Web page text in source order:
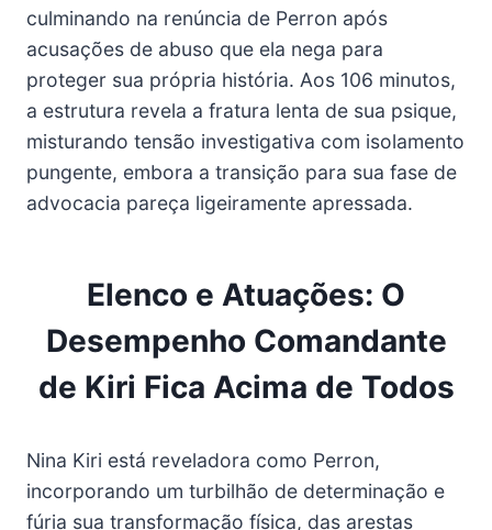
culminando na renúncia de Perron após
acusações de abuso que ela nega para
proteger sua própria história. Aos 106 minutos,
a estrutura revela a fratura lenta de sua psique,
misturando tensão investigativa com isolamento
pungente, embora a transição para sua fase de
advocacia pareça ligeiramente apressada.
Elenco e Atuações: O
Desempenho Comandante
de Kiri Fica Acima de Todos
Nina Kiri está reveladora como Perron,
incorporando um turbilhão de determinação e
fúria sua transformação física, das arestas